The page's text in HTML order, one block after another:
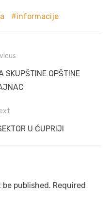
informacije
SKUPŠTINE OPŠTINE
U ĆUPRIJI
published. Required